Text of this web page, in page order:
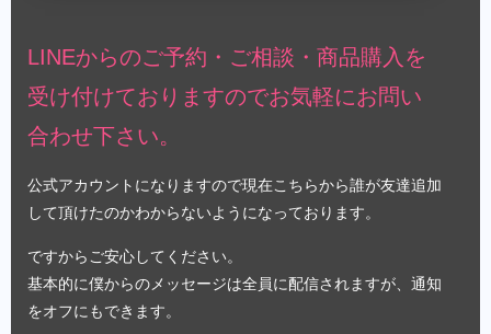
LINEからのご予約・ご相談・商品購入を
受け付けておりますのでお気軽にお問い
合わせ下さい。
公式アカウントになりますので現在こちらから誰が友達追加
して頂けたのかわからないようになっております。
ですからご安心してください。
基本的に僕からのメッセージは全員に配信されますが、通知
をオフにもできます。